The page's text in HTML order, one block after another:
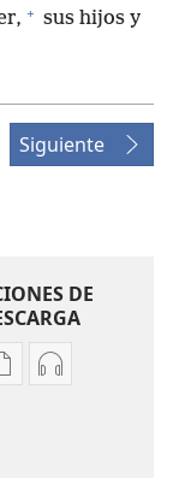
+ sus hijos y
Siguiente
DE
OpcionesOpciones